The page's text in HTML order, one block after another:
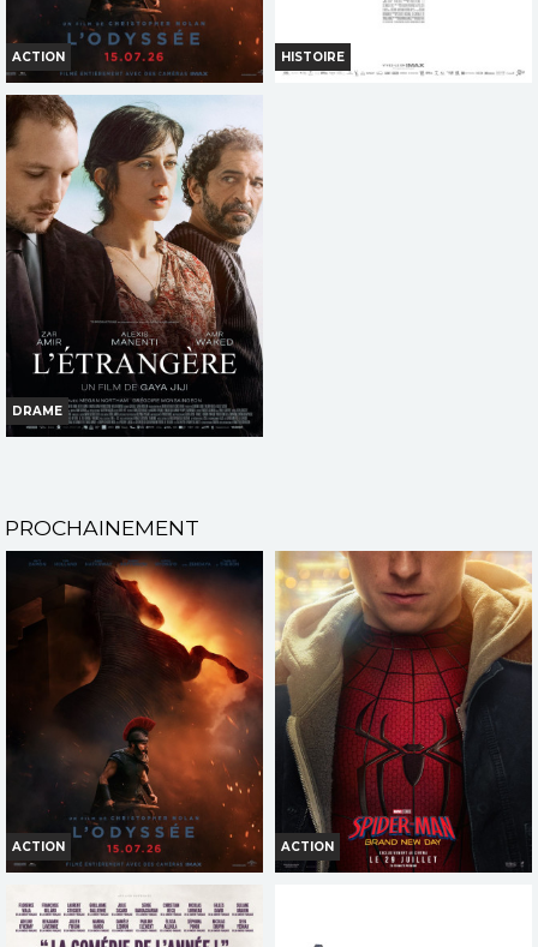
ACTION
L'ODYSSÉE
Horaires et Infos
Bande-annonce
Réservation
INT. -12ans
VF
HI
VI
HISTOIRE
DRAME
Bande-annonce
Réservation
TOUT PUBLIC
VF
HI
VI
PROCHAINEMENT
ACTION
L'ODYSSÉE
Horaires et Infos
ACTION